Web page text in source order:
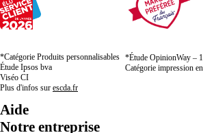
*Catégorie Produits personnalisables
Étude Ipsos bva
Viséo CI
Plus d'infos sur escda.fr
*Étude OpinionWay –
Catégorie impression
Aide
Notre entreprise